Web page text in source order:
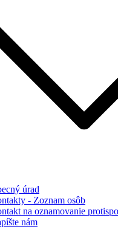
úrad
- Zoznam osôb
na oznamovanie
nám